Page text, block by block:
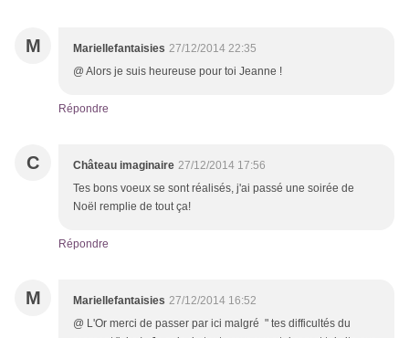
M Mariellefantaisies 27/12/2014 22:35
@ Alors je suis heureuse pour toi Jeanne !
Répondre
C Château imaginaire 27/12/2014 17:56
Tes bons voeux se sont réalisés, j'ai passé une soirée de
Noël remplie de tout ça!
Répondre
M Mariellefantaisies 27/12/2014 16:52
@ L'Or merci de passer par ici malgré " tes difficultés du